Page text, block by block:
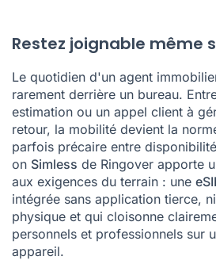
Restez joignable même
Le quotidien d'un agent
rarement derrière un bureau.
estimation ou un appel client à
retour, la mobilité devient la
parfois précaire entre
on Simless de Ringover apporte
aux exigences du terrain : une
intégrée sans application tierce,
physique et qui cloisonne
personnels et professionnels sur
appareil.